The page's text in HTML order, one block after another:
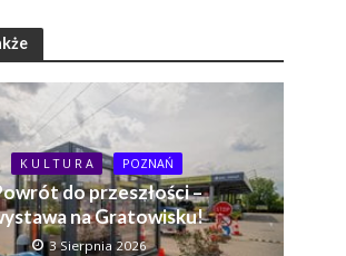
K U L T U R A POZNAŃ
do przeszłości –
na Gratowisku!
3 Sierpnia 2026